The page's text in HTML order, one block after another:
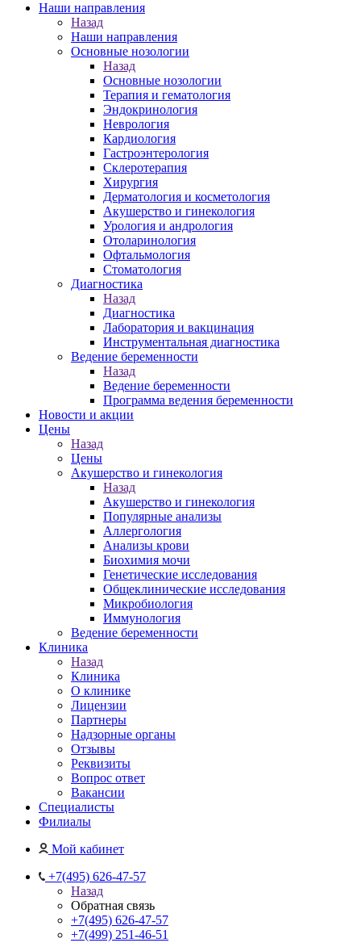
Наши направления
Назад
Наши направления
Основные нозологии
Назад
Основные нозологии
Терапия и гематология
Эндокринология
Неврология
Кардиология
Гастроэнтерология
Склеротерапия
Хирургия
Дерматология и косметология
Акушерство и гинекология
Урология и андрология
Отоларинология
Офтальмология
Стоматология
Диагностика
Назад
Диагностика
Лаборатория и вакцинация
Инструментальная диагностика
Ведение беременности
Назад
Ведение беременности
Программа ведения беременности
Новости и акции
Цены
Назад
Цены
Акушерство и гинекология
Назад
Акушерство и гинекология
Популярные анализы
Аллергология
Анализы крови
Биохимия мочи
Генетические исследования
Общеклинические исследования
Микробиология
Иммунология
Ведение беременности
Клиника
Назад
Клиника
О клинике
Лицензии
Партнеры
Надзорные органы
Отзывы
Реквизиты
Вопрос ответ
Вакансии
Специалисты
Филиалы
Мой кабинет
+7(495) 626-47-57
Назад
Обратная связь
+7(495) 626-47-57
+7(499) 251-46-51